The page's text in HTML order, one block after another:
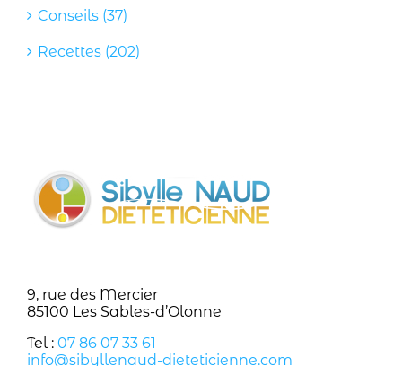
Conseils (37)
Recettes (202)
9, rue des Mercier
85100 Les Sables-d’Olonne
Tel : 07 86 07 33 61
info@sibyllenaud-dieteticienne.com